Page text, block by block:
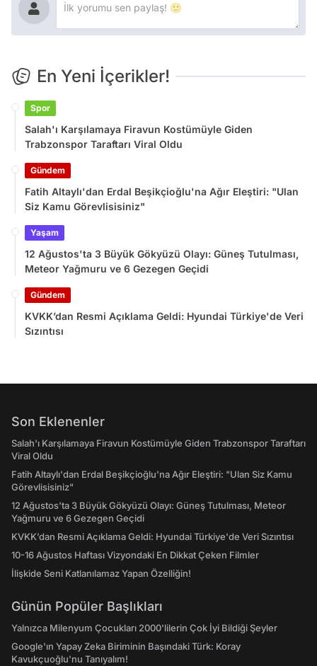
En Yeni İçerikler!
Spor
Salah'ı Karşılamaya Firavun Kostümüyle Giden
Trabzonspor Taraftarı Viral Oldu
Gündem
Fatih Altaylı'dan Erdal Beşikçioğlu'na Ağır Eleştiri: "Ulan
Siz Kamu Görevlisisiniz"
Yaşam
12 Ağustos'ta 3 Büyük Gökyüzü Olayı: Güneş Tutulması,
Meteor Yağmuru ve 6 Gezegen Geçidi
Gündem
KVKK’dan Resmi Açıklama Geldi: Hyundai Türkiye'de Veri
Sızıntısı
Son Eklenenler
Salah'ı Karşılamaya Firavun Kostümüyle Giden Trabzonspor Taraftarı
Viral Oldu
Fatih Altaylı'dan Erdal Beşikçioğlu'na Ağır Eleştiri: "Ulan Siz Kamu
Görevlisisiniz"
12 Ağustos'ta 3 Büyük Gökyüzü Olayı: Güneş Tutulması, Meteor
Yağmuru ve 6 Gezegen Geçidi
KVKK’dan Resmi Açıklama Geldi: Hyundai Türkiye'de Veri Sızıntısı
10-16 Ağustos Haftası Vizyondaki En Dikkat Çeken Filmler
İlişkide Seni Katlanılamaz Yapan Özelliğin!
Günün Popüler Başlıkları
Yalnızca Milenyum Çocukları 2000'lilerin Çok İyi Bildiği Şeyler
Google'ın Yapay Zeka Biriminin Başındaki Türk: Koray
Kavukçuoğlu'nu Tanıyalım!